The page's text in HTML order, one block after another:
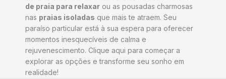
de praia para relaxar ou as pousadas charmosas
nas praias isoladas que mais te atraem. Seu
paraíso particular está à sua espera para oferecer
momentos inesquecíveis de calma e
rejuvenescimento. Clique aqui para começar a
explorar as opções e transforme seu sonho em
realidade!